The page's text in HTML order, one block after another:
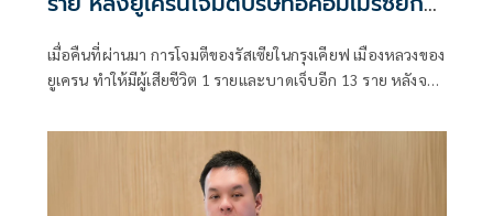
ใหญ่ของรัสเซีย
เมื่อคืนที่ผ่านมา การโจมตีของรัสเซียในกรุงเคียฟ เมืองหลวงของ
ยูเครน ทำให้มีผู้เสียชีวิต 1 รายและบาดเจ็บอีก 13 ราย หลังจาก